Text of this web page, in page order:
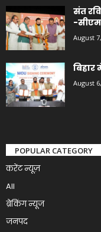
संत
-सीएम
August
बिहार
August
POPULAR CATEGORY
करेंट न्यूज़
All
ब्रेकिंग न्यूज
जनपद